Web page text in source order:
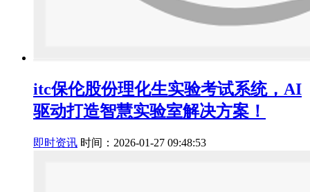
itc保伦股份理化生实验考试系统，AI
驱动打造智慧实验室解决方案！
即时资讯 时间：2026-01-27 09:48:53